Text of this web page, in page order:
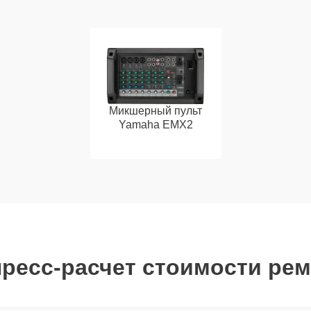
Микшерный пульт
Yamaha EMX2
расчет стоимости